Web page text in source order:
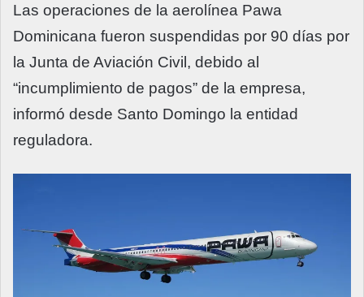
Las operaciones de la aerolínea Pawa
Dominicana fueron suspendidas por 90 días por
la Junta de Aviación Civil, debido al
“incumplimiento de pagos” de la empresa,
informó desde Santo Domingo la entidad
reguladora.